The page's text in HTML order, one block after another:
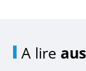
A lire